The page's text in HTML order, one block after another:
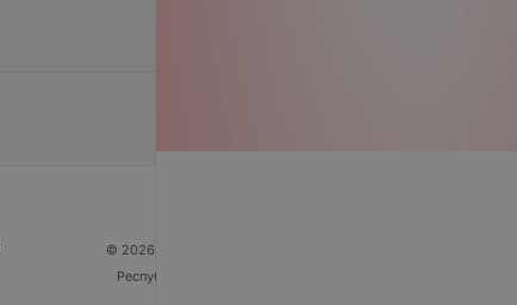
© 2026 ООО «Артокс Лаб», УНП 191700409
Республика Беларусь, г. Минск, улица Толбухина, 2,